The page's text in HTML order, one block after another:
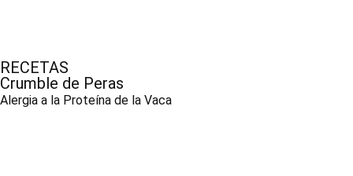
RECETAS
Crumble de Peras
Alergia a la Proteína de la Vaca